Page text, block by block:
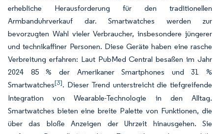
erhebliche Herausforderung für den traditionellen
Armbanduhrverkauf dar. Smartwatches werden zur
bevorzugten Wahl vieler Verbraucher, insbesondere jüngerer
und technikaffiner Personen. Diese Geräte haben eine rasche
Verbreitung erfahren: Laut PubMed Central besaßen im Jahr
2024 85 % der Amerikaner Smartphones und 31 %
Smartwatches[3]. Dieser Trend unterstreicht die tiefgreifende
Integration von Wearable-Technologie in den Alltag.
Smartwatches bieten eine breite Palette von Funktionen, die
über das bloße Anzeigen der Uhrzeit hinausgehen. Sie